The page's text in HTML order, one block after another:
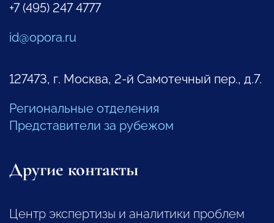
+7 (495) 247 4777
id@opora.ru
127473, г. Москва, 2-й Самотечный пер., д.7.
Региональные отделения
Представители за рубежом
Другие контакты
Центр экспертизы и аналитики проблем